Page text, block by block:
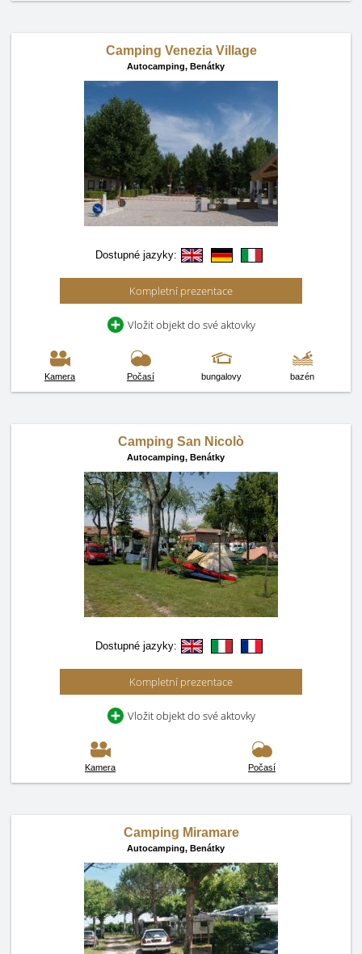
Camping Venezia Village
Autocamping, Benátky
Dostupné jazyky:
Kompletní prezentace
Vložit objekt do své aktovky
Kamera Počasí bungalovy bazén
Camping San Nicolò
Autocamping, Benátky
Dostupné jazyky:
Kompletní prezentace
Vložit objekt do své aktovky
Kamera Počasí
Camping Miramare
Autocamping, Benátky